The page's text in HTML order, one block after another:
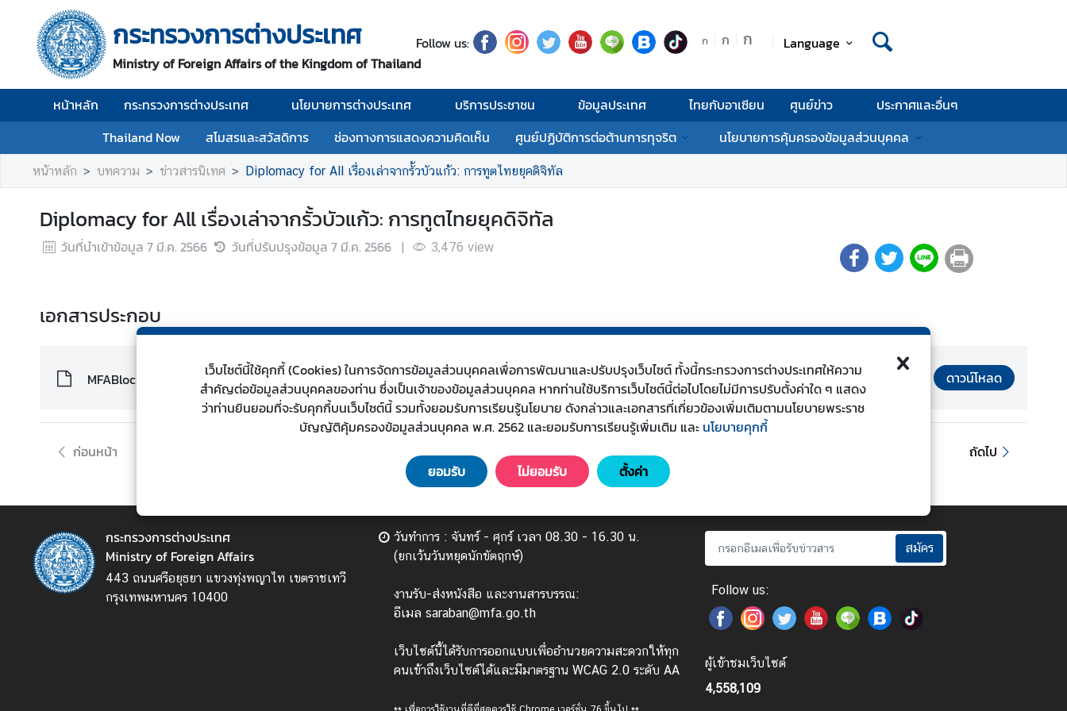
กระทรวงการต่างประเทศ
Ministry of Foreign Affairs of the Kingdom of Thailand
Follow us: ก ก ก Language
หน้าหลัก กระทรวงการต่างประเทศ นโยบายการต่างประเทศ บริการประชาชน ข้อมูลประเทศ ไทยกับอาเซียน ศูนย์ข่าว
ประกาศและอื่นๆ
Thailand Now
สโมสรและสวัสดิการ ช่องทางการแสดงความคิดเห็น ศูนย์ปฏิบัติการต่อต้านการทุจริต นโยบายการคุ้มครองข้อมูลส่วนบุคคล
ห
น้
า
ก
ก
ะ
ท
ร
ก
ป
ท
น
หน้าหลัก บทความ ข่าวสารนิเทศ Diplomacy for All เรื่องเล่าจากรั้วบัวแก้ว: การทูตไทยยุคดิจิทัล
Diplomacy for All เรื่องเล่าจากรั้วบัวแก้ว: การทูตไทยยุคดิจิทัล
วันที่นำเข้าข้อมูล 7 มี.ค. 2566 วันที่ปรับปรุงข้อมูล 7 มี.ค. 2566 | 3,476 view
เอกสารประกอบ
MFABlockditebook.pdf ดาวน์โหลด
ก่อนหน้า ถัดไป
กระทรวงการต่างประเทศ
Ministry of Foreign Affairs
443 ถนนศรีอยุธยา แขวงทุ่งพญาไท เขตราชเทวี
กรุงเทพมหานคร 10400
วันทำการ : จันทร์ - ศุกร์ เวลา 08.30 - 16.30 น.
(ยกเว้นวันหยุดนักขัตฤกษ์)
งานรับ-ส่งหนังสือ และงานสารบรรณ:
อีเมล saraban@mfa.go.th
เว็บไซต์นี้ได้รับการออกแบบเพื่ออำนวยความสะดวกให้ทุก
คนเข้าถึงเว็บไซต์ได้และมีมาตรฐาน WCAG 2.0 ระดับ AA
สมัคร
Follow us:
ผู้เข้าชมเว็บไซต์
4,558,109
เว็บไซต์นี้ใช้คุกกี้ (Cookies) ในการจัดการข้อมูลส่วนบุคคลเพื่อการพัฒนาและปรับปรุงเว็บไซต์ ทั้งนี้กระทรวงการต่างประเทศให้ความ
สำคัญต่อข้อมูลส่วนบุคคลของท่าน ซึ่งเป็นเจ้าของข้อมูลส่วนบุคคล หากท่านใช้บริการเว็บไซต์นี้ต่อไปโดยไม่มีการปรับตั้งค่าใด ๆ แสดง
ว่าท่านยินยอมที่จะรับคุกกี้บนเว็บไซต์นี้ รวมทั้งยอมรับการเรียนรู้นโยบาย ดังกล่าวและเอกสารที่เกี่ยวข้องเพิ่มเติมตามนโยบายพระราช
บัญญัติคุ้มครองข้อมูลส่วนบุคคล พ.ศ. 2562 และยอมรับการเรียนรู้เพิ่มเติม และ นโยบายคุกกี้
ยอมรับ ไม่ยอมรับ ตั้งค่า